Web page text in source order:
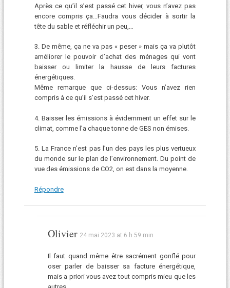
Après ce qu’il s’est passé cet hiver, vous n’avez pas
encore compris ça…Faudra vous décider à sortir la
tête du sable et réfléchir un peu,…
3. De même, ça ne va pas « peser » mais ça va plutôt
améliorer le pouvoir d’achat des ménages qui vont
baisser ou limiter la hausse de leurs factures
énergétiques.
Même remarque que ci-dessus: Vous n’avez rien
compris à ce qu’il s’est passé cet hiver.
4. Baisser les émissions à évidemment un effet sur le
climat, comme l’a chaque tonne de GES non émises.
5. La France n’est pas l’un des pays les plus vertueux
du monde sur le plan de l’environnement. Du point de
vue des émissions de CO2, on est dans la moyenne.
Répondre
Olivier 24 mai 2023 at 6 h 59 min
Il faut quand même être sacrément gonflé pour
oser parler de baisser sa facture énergétique,
mais a priori vous avez tout compris mieu que les